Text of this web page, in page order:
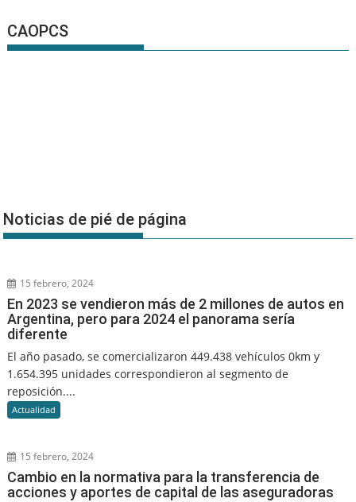
CAOPCS
Noticias de pié de página
15 febrero, 2024
En 2023 se vendieron más de 2 millones de autos en
Argentina, pero para 2024 el panorama sería
diferente
El año pasado, se comercializaron 449.438 vehículos 0km y
1.654.395 unidades correspondieron al segmento de
reposición....
Actualidad
15 febrero, 2024
Cambio en la normativa para la transferencia de
acciones y aportes de capital de las aseguradoras